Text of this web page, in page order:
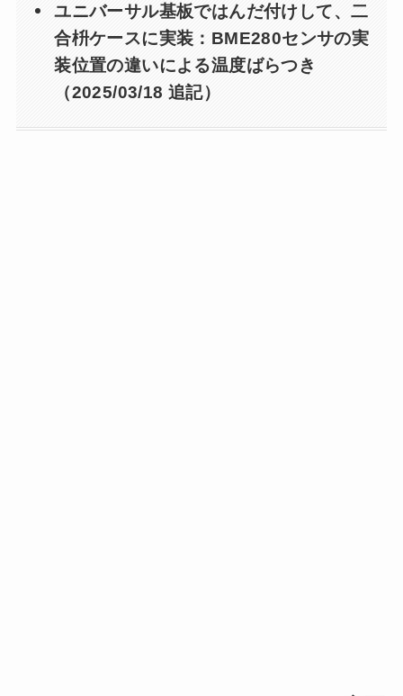
ユニバーサル基板ではんだ付けして、二
合枡ケースに実装：BME280センサの実
装位置の違いによる温度ばらつき
（2025/03/18 追記）